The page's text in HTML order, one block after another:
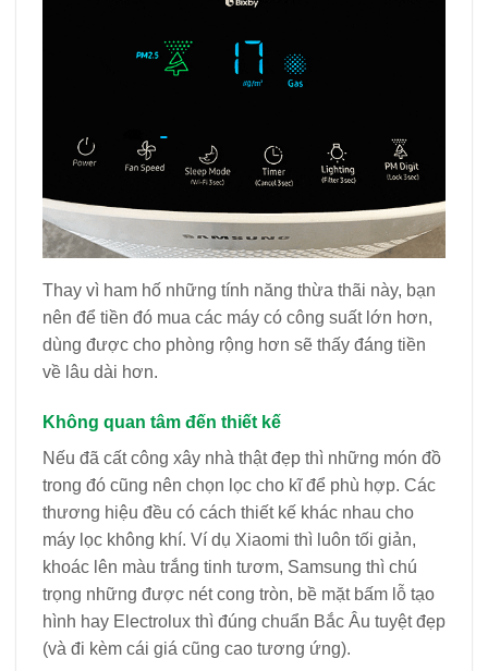
Thay vì ham hố những tính năng thừa thãi này, bạn
nên để tiền đó mua các máy có công suất lớn hơn,
dùng được cho phòng rộng hơn sẽ thấy đáng tiền
về lâu dài hơn.
Không quan tâm đến thiết kế
Nếu đã cất công xây nhà thật đẹp thì những món đồ
trong đó cũng nên chọn lọc cho kĩ để phù hợp. Các
thương hiệu đều có cách thiết kế khác nhau cho
máy lọc không khí. Ví dụ Xiaomi thì luôn tối giản,
khoác lên màu trắng tinh tươm, Samsung thì chú
trọng những được nét cong tròn, bề mặt bấm lỗ tạo
hình hay Electrolux thì đúng chuẩn Bắc Âu tuyệt đẹp
(và đi kèm cái giá cũng cao tương ứng).